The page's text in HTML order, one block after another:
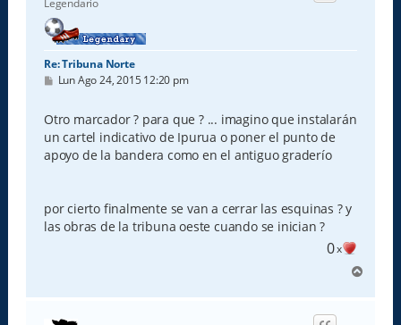
Legendario
Re: Tribuna Norte
M
s
a
j
e
Lun Ago 24, 2015 12:20 pm
Otro marcador ? para que ? ... imagino que instalarán
un cartel indicativo de Ipurua o poner el punto de
apoyo de la bandera como en el antiguo graderío
por cierto finalmente se van a cerrar las esquinas ? y
las obras de la tribuna oeste cuando se inician ?
0x
r